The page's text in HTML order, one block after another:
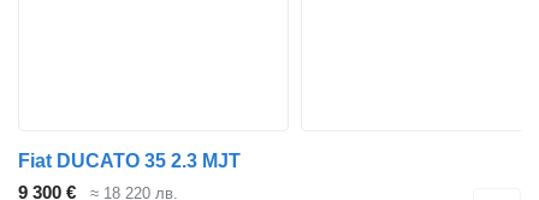
Fiat DUCATO 35 2.3 MJT
9 300 €
≈ 18 220 лв.